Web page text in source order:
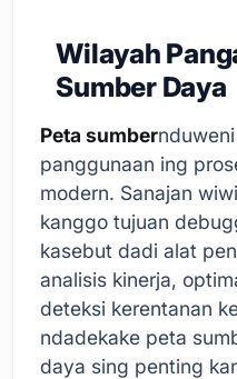
Wilayah
Sumber Daya
Peta sumber
panggunaan ing
modern. Sanajan
kanggo tujuan
kasebut dadi alat
analisis kinerja,
deteksi kerentanan
ndadekake peta
daya sing penting